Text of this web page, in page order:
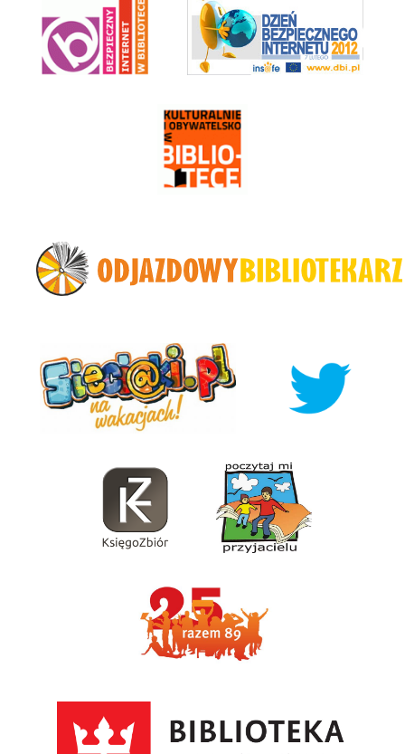
Kulturalnie i Obywatelsko w Bibliotece
KsięgoZbiór Poczytaj Mi Przyjacieu
Razem89